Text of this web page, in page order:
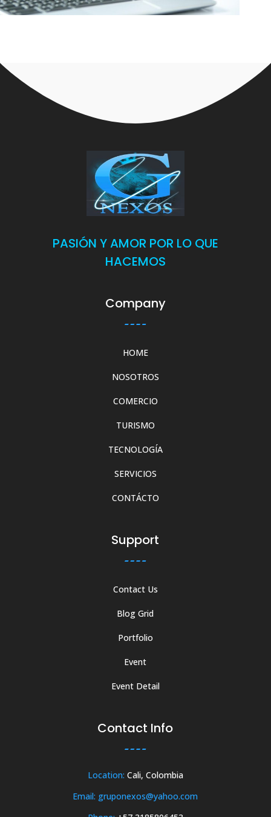
PASIÓN Y AMOR POR LO QUE
HACEMOS
Company
HOME
NOSOTROS
COMERCIO
TURISMO
TECNOLOGÍA
SERVICIOS
CONTÁCTO
Support
Contact Us
Blog Grid
Portfolio
Event
Event Detail
Contact Info
Location: Cali, Colombia
Email: gruponexos@yahoo.com